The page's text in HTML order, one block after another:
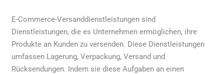
E-Commerce-Versanddienstleistungen sind
Dienstleistungen, die es Unternehmen ermöglichen, ihre
Produkte an Kunden zu versenden. Diese Dienstleistungen
umfassen Lagerung, Verpackung, Versand und
Rücksendungen. Indem sie diese Aufgaben an einen